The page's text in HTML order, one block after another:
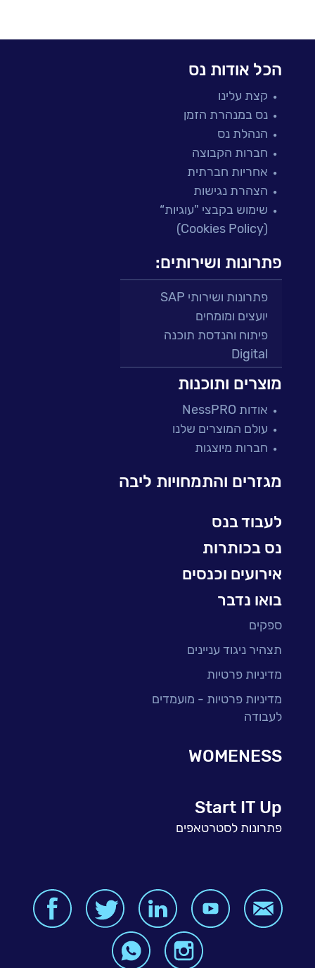
הכל אודות נס
קצת עלינו
נס במנהרת הזמן
הנהלת נס
חברות הקבוצה
אחריות חברתית
הצהרת נגישות
שימוש בקבצי "עוגיות“
(Cookies Policy)
פתרונות ושירותים:
פתרונות ושירותי SAP
יועצים ומומחים
פיתוח והנדסת תוכנה
Digital
פתרונות למגזר הפיננסי
מיקור חוץ ושירותים מנוהלים
בדיקות והבטחת איכות
עולמות הענן
עולמות הסייבר
BI, Analytics & Big-Data
מוצרים ותוכנות
אודות NessPRO
עולם המוצרים שלנו
חברות מיוצגות
מגזרים והתמחויות ליבה
לעבוד בנס
נס בכותרות
אירועים וכנסים
בואו נדבר
ספקים
תצהיר ניגוד עניינים
מדיניות פרטיות
מדיניות פרטיות - מועמדים
לעבודה
WOMENESS
Start IT Up
פתרונות לסטרטאפים